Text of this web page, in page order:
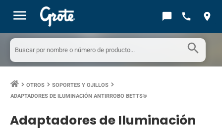
menu chat_bubble call location_on
search
keyboard_arrow_right OTROS keyboard_arrow_right SOPORTES Y OJILLOS keyboard_arrow_right
ADAPTADORES DE ILUMINACIÓN ANTIRROBO BETTS®
Adaptadores de Iluminación